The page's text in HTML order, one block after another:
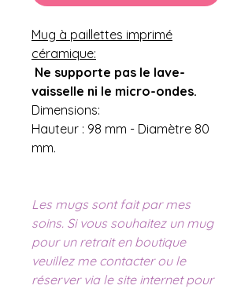
Mug à paillettes imprimé
céramique:
Ne supporte pas le lave-
vaisselle ni le micro-ondes.
Dimensions:
Hauteur : 98 mm - Diamètre 80
mm.
Les mugs sont fait par mes
soins. Si vous souhaitez un mug
pour un retrait en boutique
veuillez me contacter ou le
réserver via le site internet pour